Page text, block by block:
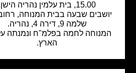
שבעה בבית המנוחה, רחוב דרך
לחמה בפלמ"ח ונמנתה על בוני